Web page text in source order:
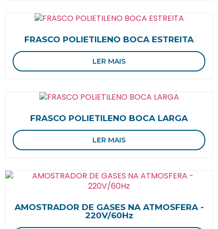
FRASCO POLIETILENO BOCA ESTREITA
LER MAIS
FRASCO POLIETILENO BOCA LARGA
LER MAIS
AMOSTRADOR DE GASES NA ATMOSFERA -
220V/60Hz